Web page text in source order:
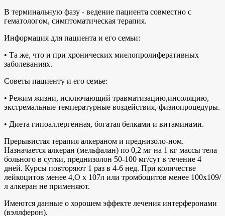
В терминальную фазу - ведение пациента совместно с
гематологом, симптоматическая терапия.
Информация для пациента и его семьи:
• Та же, что и при хронических миелопролиферативных
заболеваниях.
Советы пациенту и его семье:
• Режим жизни, исключающий травматизацию,инсоляцию,
экстремальные температурные воздействия, физиопроцедуры.
• Диета гипоаллергенная, богатая белками и витаминами.
Прерывистая терапия алкераном и преднизоло-ном.
Назначается алкеран (мельфалан) по 0,2 мг на 1 кг массы тела
больного в сутки, преднизолон 50-100 мг/сут в течение 4
дней. Курсы повторяют 1 раз в 4-6 нед. При количестве
лейкоцитов менее 4,О х 107л или тромбоцитов менее 100х109/
л алкеран не применяют.
Имеются данные о хорошем эффекте лечения интерферонами
(вэллферон).